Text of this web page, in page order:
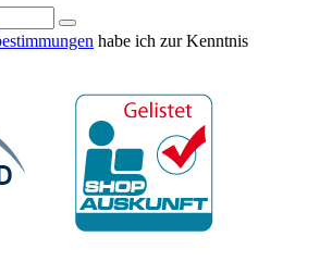
habe ich zur Kenntnis